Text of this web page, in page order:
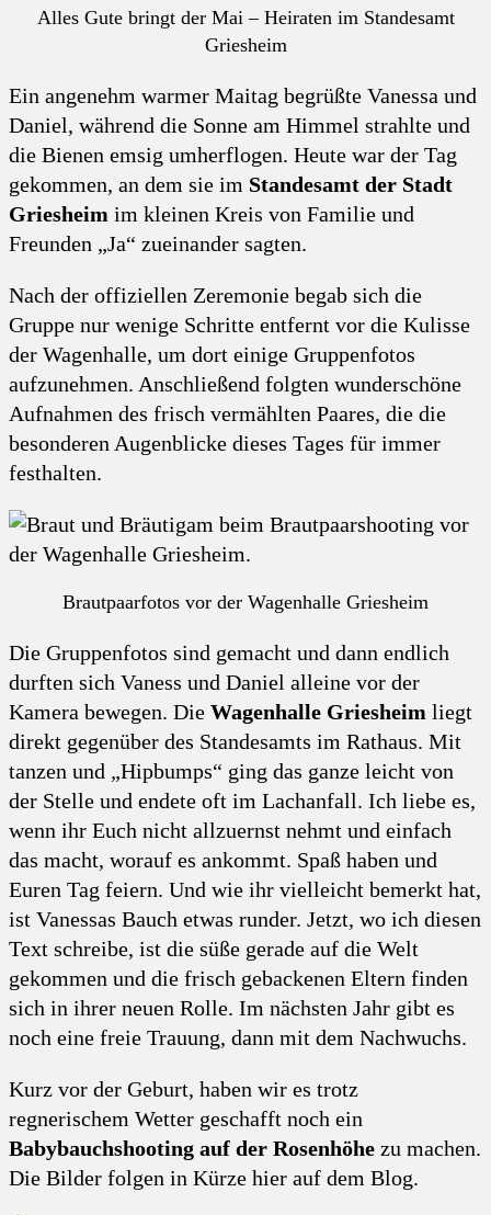
Alles Gute bringt der Mai – Heiraten im Standesamt
Griesheim
Ein angenehm warmer Maitag begrüßte Vanessa und
Daniel, während die Sonne am Himmel strahlte und
die Bienen emsig umherflogen. Heute war der Tag
gekommen, an dem sie im Standesamt der Stadt
Griesheim im kleinen Kreis von Familie und
Freunden „Ja“ zueinander sagten.
Nach der offiziellen Zeremonie begab sich die
Gruppe nur wenige Schritte entfernt vor die Kulisse
der Wagenhalle, um dort einige Gruppenfotos
aufzunehmen. Anschließend folgten wunderschöne
Aufnahmen des frisch vermählten Paares, die die
besonderen Augenblicke dieses Tages für immer
festhalten.
Brautpaarfotos vor der Wagenhalle Griesheim
Die Gruppenfotos sind gemacht und dann endlich
durften sich Vaness und Daniel alleine vor der
Kamera bewegen. Die Wagenhalle Griesheim liegt
direkt gegenüber des Standesamts im Rathaus. Mit
tanzen und „Hipbumps“ ging das ganze leicht von
der Stelle und endete oft im Lachanfall. Ich liebe es,
wenn ihr Euch nicht allzuernst nehmt und einfach
das macht, worauf es ankommt. Spaß haben und
Euren Tag feiern. Und wie ihr vielleicht bemerkt hat,
ist Vanessas Bauch etwas runder. Jetzt, wo ich diesen
Text schreibe, ist die süße gerade auf die Welt
gekommen und die frisch gebackenen Eltern finden
sich in ihrer neuen Rolle. Im nächsten Jahr gibt es
noch eine freie Trauung, dann mit dem Nachwuchs.
Kurz vor der Geburt, haben wir es trotz
regnerischem Wetter geschafft noch ein
Babybauchshooting auf der Rosenhöhe zu machen.
Die Bilder folgen in Kürze hier auf dem Blog.